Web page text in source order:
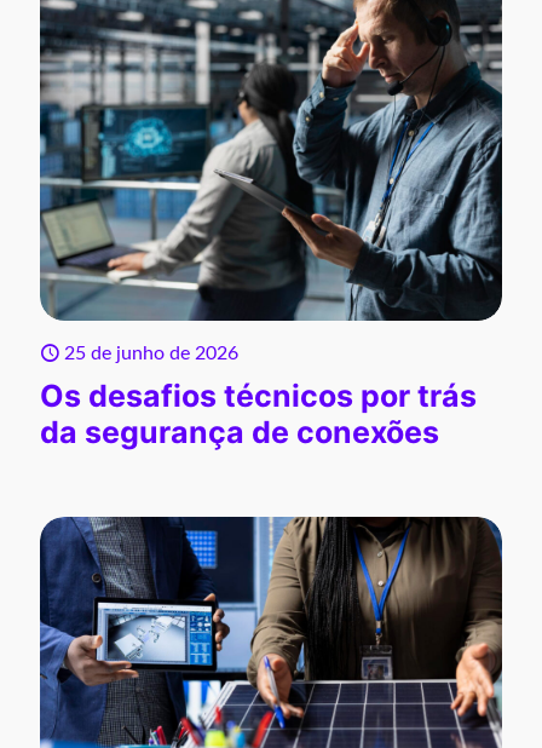
25 de junho de 2026
Os desafios técnicos por trás
da segurança de conexões